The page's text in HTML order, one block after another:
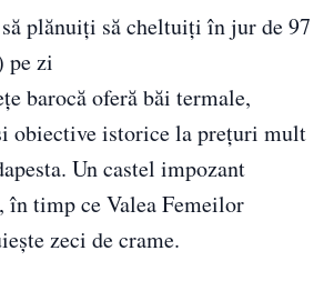
plănuiți să cheltuiți în jur de 97
pe zi
barocă oferă băi termale,
obiective istorice la prețuri mult
Un castel impozant
în timp ce Valea Femeilor
zeci de crame.